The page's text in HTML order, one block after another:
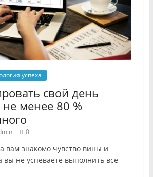
успеха
свой день
не менее 80 %
0
знакомо чувство вины и
вы не успеваете выполнить все